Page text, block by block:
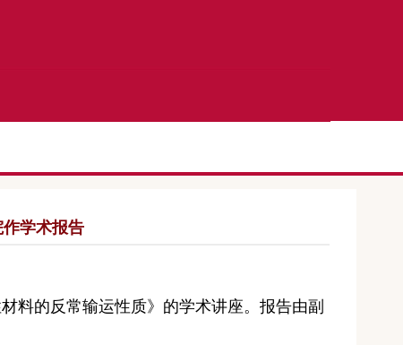
学术报告
料的反常输运性质》的学术讲座。报告由副